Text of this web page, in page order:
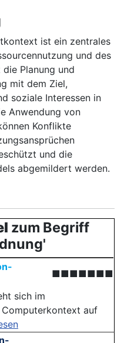
ist ein zentrales
und des
Planung und
mit dem Ziel,
soziale Interessen in
Anwendung von
Konflikte
und die
abgemildert werden.
zum Begriff
■■■■■■■
sich im
auf